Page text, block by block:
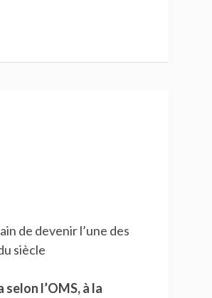
de devenir l’une des
siècle
selon l’OMS, à la